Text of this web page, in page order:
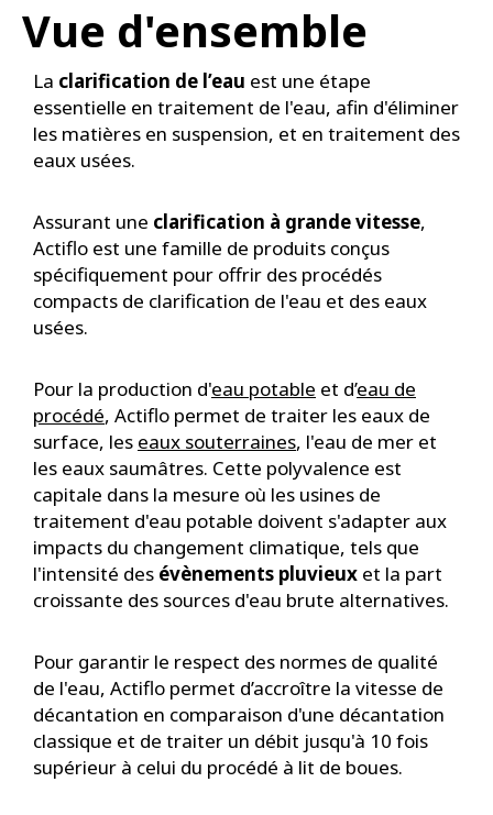
Vue d'ensemble
La clarification de l’eau est une étape
essentielle en traitement de l'eau, afin d'éliminer
les matières en suspension, et en traitement des
eaux usées.
Assurant une clarification à grande vitesse,
Actiflo est une famille de produits conçus
spécifiquement pour offrir des procédés
compacts de clarification de l'eau et des eaux
usées.
Pour la production d'eau potable et d’eau de
procédé, Actiflo permet de traiter les eaux de
surface, les eaux souterraines, l'eau de mer et
les eaux saumâtres. Cette polyvalence est
capitale dans la mesure où les usines de
traitement d'eau potable doivent s'adapter aux
impacts du changement climatique, tels que
l'intensité des évènements pluvieux et la part
croissante des sources d'eau brute alternatives.
Pour garantir le respect des normes de qualité
de l'eau, Actiflo permet d’accroître la vitesse de
décantation en comparaison d'une décantation
classique et de traiter un débit jusqu'à 10 fois
supérieur à celui du procédé à lit de boues.